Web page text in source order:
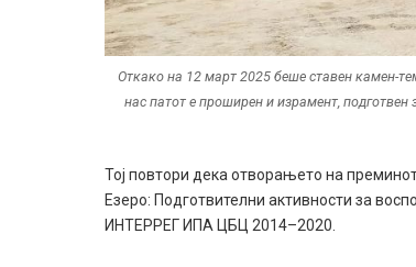
Откако на 12 март 2025 беше ставен камен-
нас патот е проширен и израмент,
Тој повтори дека отворањето на
Езеро: Подготвителни активности за
ИНТЕРРЕГ ИПА ЦБЦ 2014–2020.